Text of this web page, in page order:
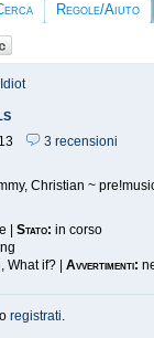
Regole/Aiuto
3 recensioni
Christian ~
|Stato: in corso
What if? |Avvertimenti:
oregistrati.